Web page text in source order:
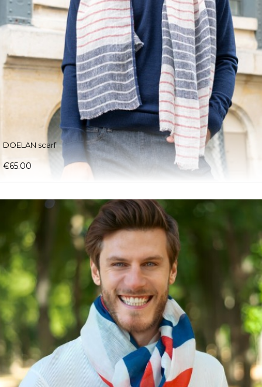
DOELAN scarf
€65.00